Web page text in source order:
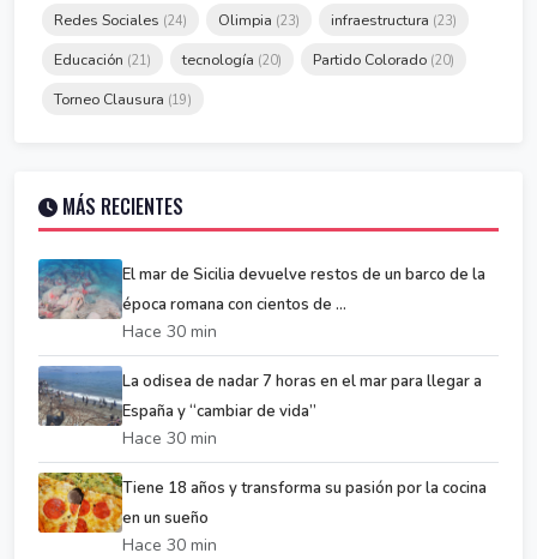
Redes Sociales (24) Olimpia (23) infraestructura (23)
Educación (21) tecnología (20) Partido Colorado (20)
Torneo Clausura (19)
MÁS RECIENTES
El mar de Sicilia devuelve restos de un barco de la
época romana con cientos de ...
Hace 30 min
La odisea de nadar 7 horas en el mar para llegar a
España y “cambiar de vida”
Hace 30 min
Tiene 18 años y transforma su pasión por la cocina
en un sueño
Hace 30 min